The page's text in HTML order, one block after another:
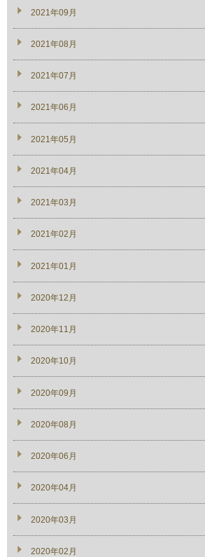
2021年09月
2021年08月
2021年07月
2021年06月
2021年05月
2021年04月
2021年03月
2021年02月
2021年01月
2020年12月
2020年11月
2020年10月
2020年09月
2020年08月
2020年06月
2020年04月
2020年03月
2020年02月